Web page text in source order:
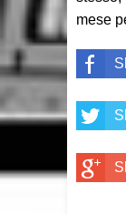
mese